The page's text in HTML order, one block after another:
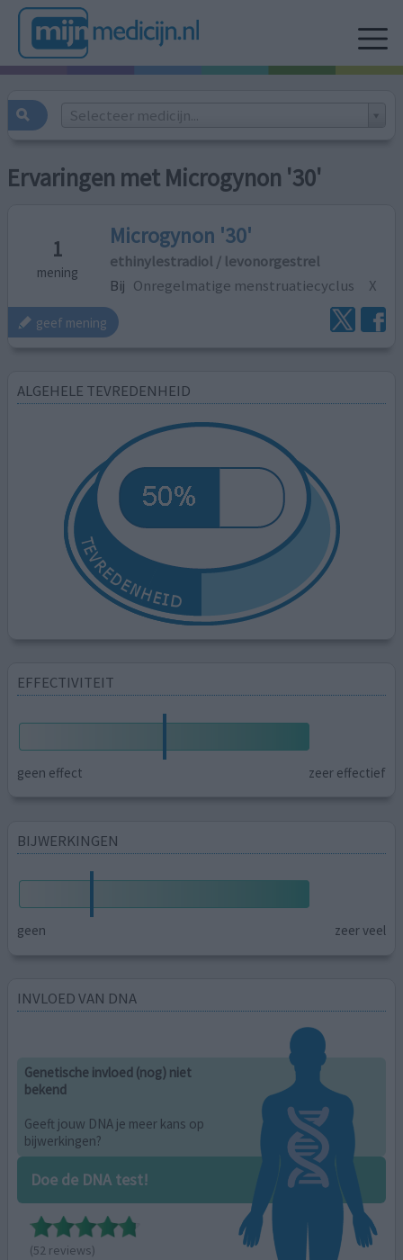
Selecteer medicijn...
Ervaringen met Microgynon '30'
1
mening
Microgynon '30'
ethinylestradiol / levonorgestrel
Bij Onregelmatige menstruatiecyclus X
geef mening
ALGEHELE TEVREDENHEID
EFFECTIVITEIT
geen effect zeer effectief
BIJWERKINGEN
geen zeer veel
INVLOED VAN DNA
Genetische invloed (nog) niet
bekend
Geeft jouw DNA je meer kans op
bijwerkingen?
Doe de DNA test!
(52 reviews)